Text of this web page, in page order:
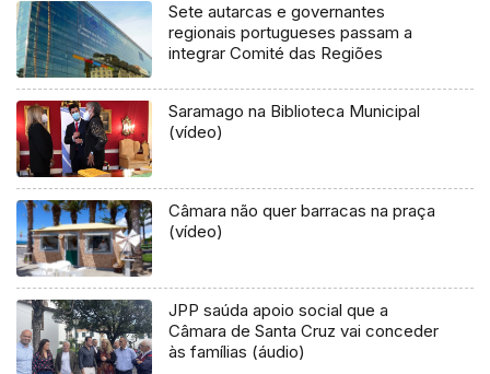
Sete autarcas e governantes
regionais portugueses passam a
integrar Comité das Regiões
Saramago na Biblioteca Municipal
(vídeo)
Câmara não quer barracas na praça
(vídeo)
JPP saúda apoio social que a
Câmara de Santa Cruz vai conceder
às famílias (áudio)